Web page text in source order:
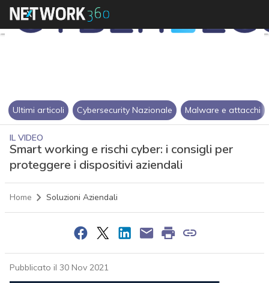
Ultimi articoli Cybersecurity Nazionale Malware e attacchi
IL VIDEO
Smart working e rischi cyber: i consigli per
proteggere i dispositivi aziendali
Home Soluzioni Aziendali
Pubblicato il 30 Nov 2021